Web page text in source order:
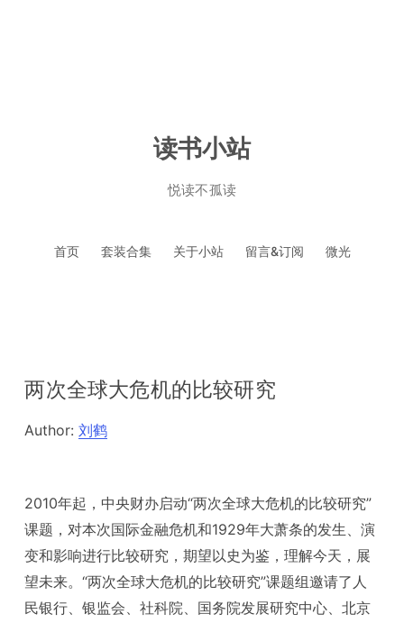
读书小站
悦读不孤读
首页 套装合集 关于小站 留言&订阅 微光
两次全球大危机的比较研究
Author:刘鹤
2010年起，中央财办启动“两次全球大危机的比较研究”
课题，对本次国际金融危机和1929年大萧条的发生、演
变和影响进行比较研究，期望以史为鉴，理解今天，展
望未来。“两次全球大危机的比较研究”课题组邀请了人
民银行、银监会、社科院、国务院发展研究中心、北京